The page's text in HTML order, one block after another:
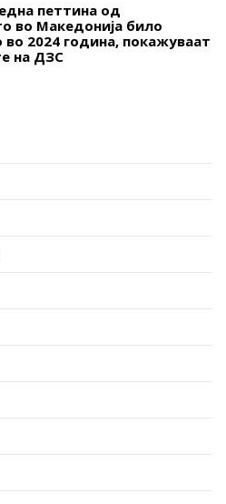
петтина од
во Македонија било
2024 година, покажуваат
на ДЗС